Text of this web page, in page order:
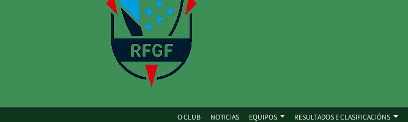
O CLUB NOTICIAS EQUIPOS RESULTADOS E CLASIFICACIÓNS